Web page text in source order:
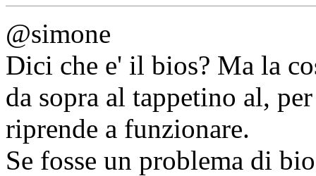
@simone
Dici che e' il bios? Ma la
da sopra al tappetino al,
riprende a funzionare.
Se fosse un problema di